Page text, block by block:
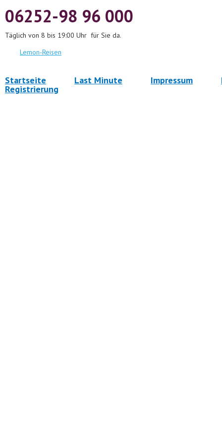
06252-98 96 000
Täglich von 8 bis 19:00 Uhr für Sie da.
Lemon-Reisen
Startseite Last Minute Impressum
Registrierung